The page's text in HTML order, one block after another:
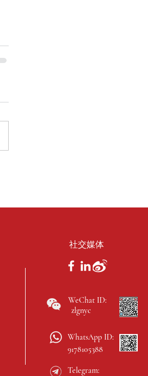
社交媒体
WeChat ID:
zlgnyc
WhatsApp ID:
9178105388
Telegram: